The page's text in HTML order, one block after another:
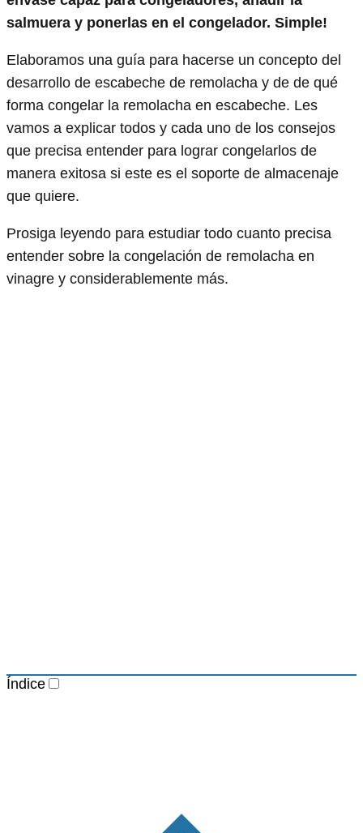
salmuera y ponerlas en el congelador. Simple!
Elaboramos una guía para hacerse un concepto del
desarrollo de escabeche de remolacha y de de qué
forma congelar la remolacha en escabeche. Les
vamos a explicar todos y cada uno de los consejos
que precisa entender para lograr congelarlos de
manera exitosa si este es el soporte de almacenaje
que quiere.
Prosiga leyendo para estudiar todo cuanto precisa
entender sobre la congelación de remolacha en
vinagre y considerablemente más.
Índice